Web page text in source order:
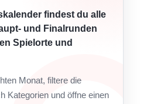
findest du alle
und Finalrunden
Spielorte und
Monat, filtere die
Kategorien und öffne einen